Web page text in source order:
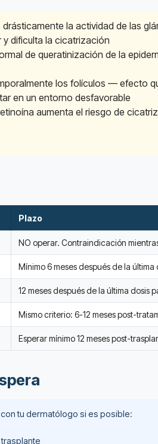
la actividad de las
dificulta la cicatrización
de queratinización de la
los folículos — efecto
en un entorno desfavorable
aumenta el riesgo de
Plazo
NO operar. Contraindicación
Mínimo 6 meses después de la última
12 meses después de la última
Mismo criterio: 6-12 meses post-
Esperar mínimo 12 meses post-
tu dermatólogo si es posible: